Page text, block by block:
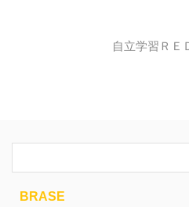
自立学習ＲＥ
BRASE